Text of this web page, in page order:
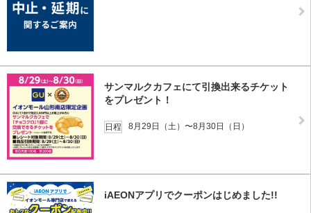
サンマルクカフェにて引換出来るチケット
をプレゼント！
日程 8月29日（土）〜8月30日（日）
iAEONアプリでクーポンはじめました!!